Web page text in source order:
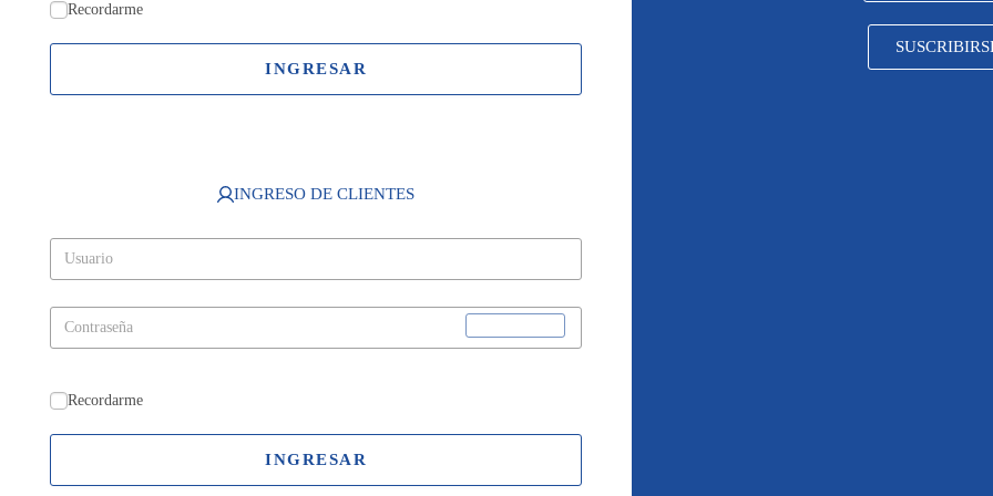
Recordarme
INGRESAR
INGRESO DE CLIENTES
Recordarme
INGRESAR